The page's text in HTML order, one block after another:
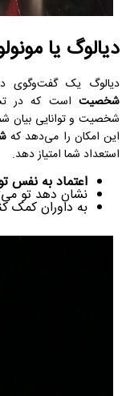
دیالوگ یا
دیالوگ یک
شخصیت است که در
شخصیت و توانایی بیان
این امکان را می‌دهد که
استعداد شما امتیاز دهد.
اعتماد به نفس تو
نشان دهد تو
به داوران کمک